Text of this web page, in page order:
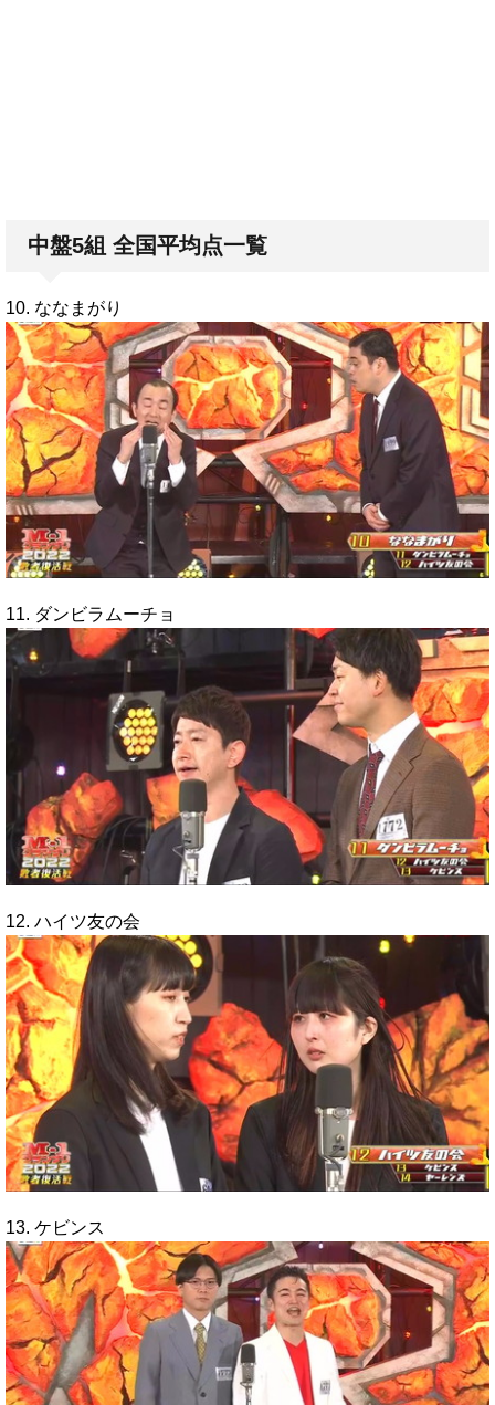
中盤5組 全国平均点一覧
10. ななまがり
11. ダンビラムーチョ
12. ハイツ友の会
13. ケビンス